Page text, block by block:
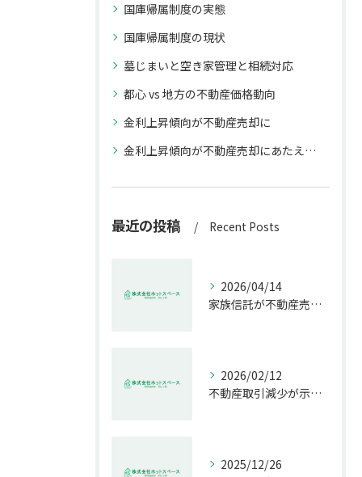
国庫帰属制度の実態
国庫帰属制度の現状
墓じまいと空き家管理と相続対応
都心 vs 地方の不動産価格動向
金利上昇傾向が不動産売却に
金利上昇傾向が不動産売却にあたえる影響
最近の投稿 Recent Posts
2026/04/14
家族信託が不動産売却で生む具体的メリット
2026/02/12
不動産取引減少が示す市場の危機
2025/12/26